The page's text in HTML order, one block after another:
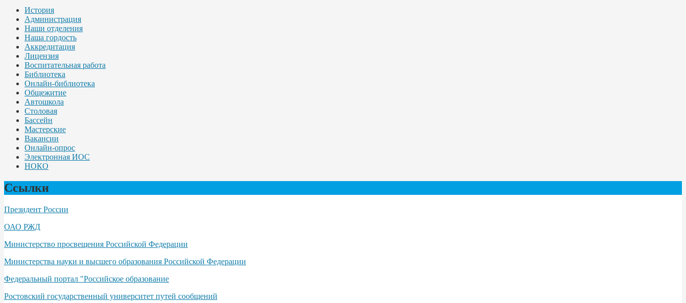
История
Администрация
Наши отделения
Наша гордость
Аккредитация
Лицензия
Воспитательная работа
Библиотека
Онлайн-библиотека
Общежитие
Автошкола
Столовая
Бассейн
Мастерские
Вакансии
Онлайн-опрос
Электронная ИОС
НОКО
Ссылки
Президент России
ОАО РЖД
Министерство просвещения Российской Федерации
Министерства науки и высшего образования Российской Федерации
Федеральный портал "Российское образование
Ростовский государственный университет путей сообщений